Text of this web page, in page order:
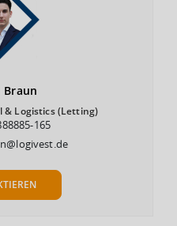
Braun
Logistics (Letting)
165